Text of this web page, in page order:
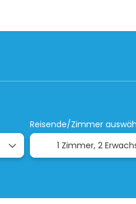
Reisende/Zimmer
1 Zimmer, 2